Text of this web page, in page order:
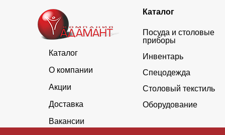
Каталог
О компании
Акции
Доставка
Вакансии
Каталог
Посуда и столовые
приборы
Инвентарь
Спецодежда
Столовый текстиль
Оборудование